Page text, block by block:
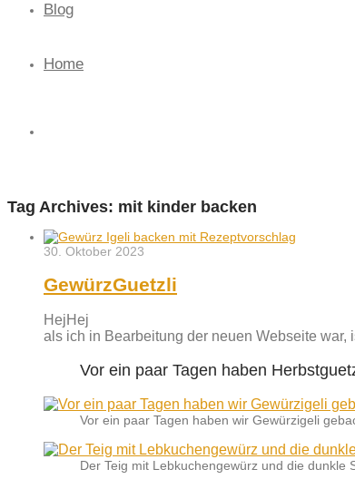
Blog
Home
Tag Archives: mit kinder backen
30. Oktober 2023
GewürzGuetzli
HejHej
als ich in Bearbeitung der neuen Webseite
Vor ein paar Tagen haben
Vor ein paar Tagen haben wir Gewürzigeli
Der Teig mit Lebkuchengewürz und die dunkle